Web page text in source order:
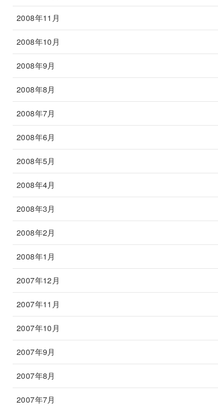
2008年11月
2008年10月
2008年9月
2008年8月
2008年7月
2008年6月
2008年5月
2008年4月
2008年3月
2008年2月
2008年1月
2007年12月
2007年11月
2007年10月
2007年9月
2007年8月
2007年7月